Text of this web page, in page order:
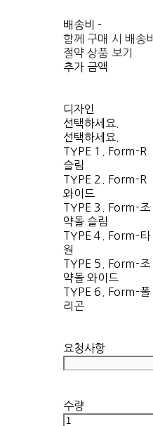
배송비-
함께 구매 시 배송비
절약 상품 보기
추가 금액
디자인
선택하세요.
선택하세요.
TYPE 1. Form-R
슬림
TYPE 2. Form-R
와이드
TYPE 3. Form-조
약돌 슬림
TYPE 4. Form-타
원
TYPE 5. Form-조
약돌 와이드
TYPE 6. Form-폴
리곤
요청사항
수량